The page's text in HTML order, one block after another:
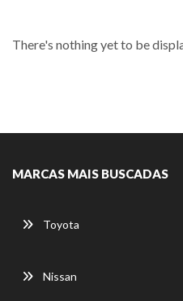
There's nothing yet to be
MARCAS MAIS BUSCADAS
Toyota
Nissan